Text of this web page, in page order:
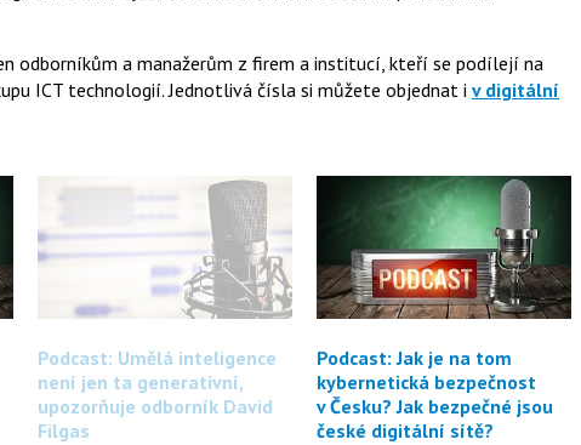
odborníkům a manažerům z firem a institucí, kteří se podílejí na
ICT technologií. Jednotlivá čísla si můžete objednat i v digitální
Podcast: Umělá inteligence
není jen ta generativní,
upozorňuje odborník David
Filgas
Podcast: Jak je na tom
kybernetická bezpečnost
v Česku? Jak bezpečné jsou
české digitální sítě?